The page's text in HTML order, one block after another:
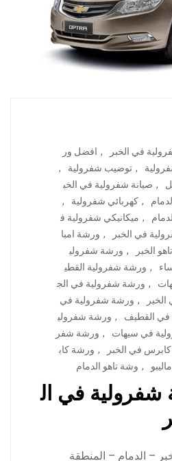
في الخبر
, افضل ور
, توضيب شفرولية
,
, صيانة شفرولية في الخب
, كهربائي شفرولية
,
, ميكانيكي شفرولية ف
في الخبر , ورشة امبا
الخبر , ورشة شفرولي
, ورشة شفرولية القطي
, ورشة شفرولية في الج
, ورشة شفرولية في
في القطيف , ورشة شفرولي
في سيهات , ورشة شفر
في الخبر , ورشة كاب
, وشة تاهو الدمام
في ال
– الدمام – المنطقة